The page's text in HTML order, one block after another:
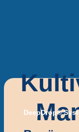
DeepDrop®